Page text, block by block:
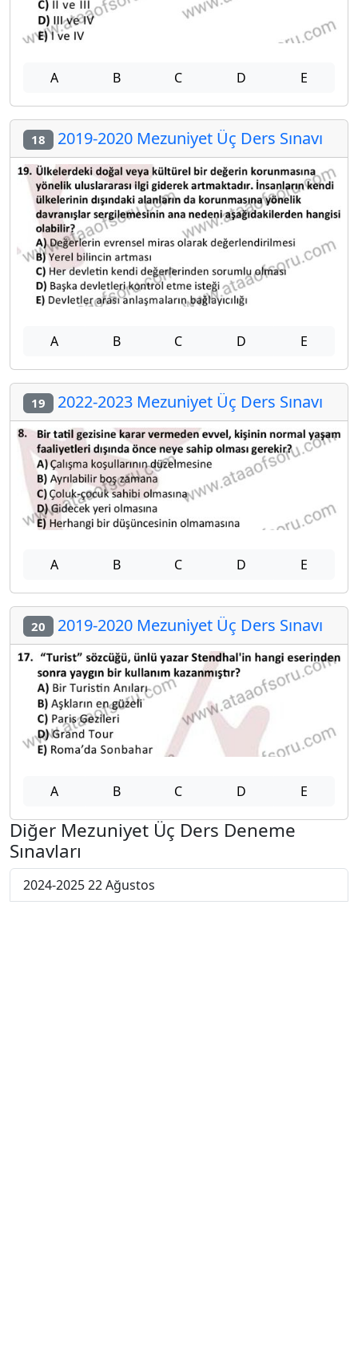
A B C D E
18 2019-2020 Mezuniyet Üç Ders Sınavı
A B C D E
19 2022-2023 Mezuniyet Üç Ders Sınavı
A B C D E
20 2019-2020 Mezuniyet Üç Ders Sınavı
A B C D E
Diğer Mezuniyet Üç Ders Deneme
Sınavları
2024-2025 22 Ağustos